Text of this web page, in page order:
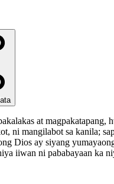
at magpakatapang,
ni mangilabot sa kanila;
Dios ay siyang
iiwan ni pababayaan ka